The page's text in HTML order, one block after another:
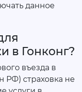
данное
в Гонконг?
въезда в
РФ) страховка не